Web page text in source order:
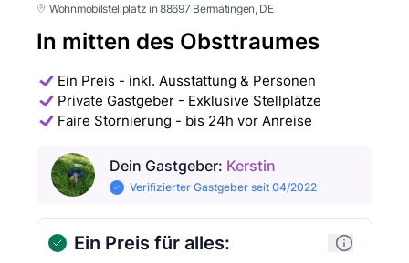
Wohnmobilstellplatz in 88697 Bermatingen, DE
In mitten des Obsttraumes
Ein Preis - inkl. Ausstattung & Personen
Private Gastgeber - Exklusive Stellplätze
Faire Stornierung - bis 24h vor Anreise
Dein Gastgeber: Kerstin
Verifizierter Gastgeber seit 04/2022
Ein Preis für alles: